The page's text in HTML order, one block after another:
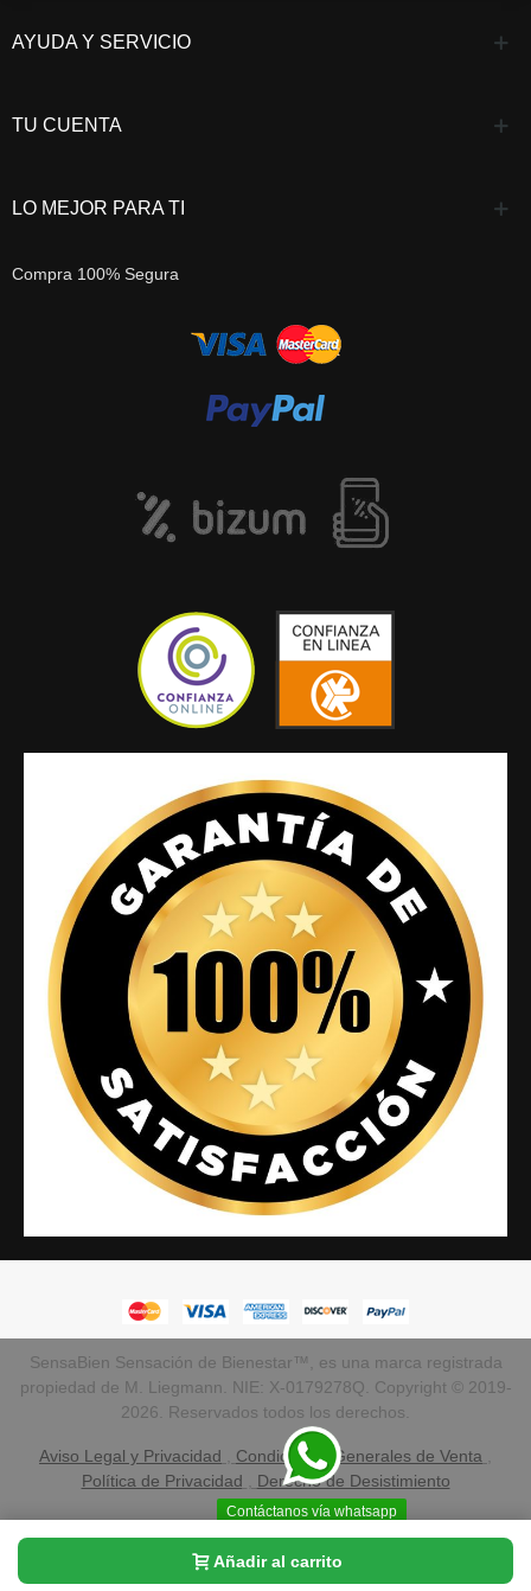
Añadir al carrito
Contáctanos vía whatsapp
AYUDA Y SERVICIO
TU CUENTA
LO MEJOR PARA TI
Compra 100% Segura
SensaBien Sensación de Bienestar™, es una marca registrada
propiedad de M. Liegmann. NIE: X-0179278Q. Copyright © 2019-
2026. Reservados todos los derechos.
Aviso Legal y Privacidad Condiciones Generales de Venta
Política de Privacidad
Derecho de Desistimiento